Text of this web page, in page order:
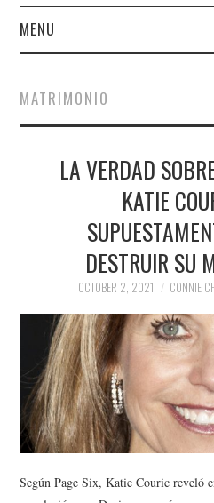
MENU
FINANCE
NEWS
SOCIETY
SPORTS
TECHNOLOGY
MATRIMONIO
LA VERDAD
KATIE
DESTRUIR SU
OCTOBER 2, 2021 CONNIE
Según Page Six, Katie Couric reveló